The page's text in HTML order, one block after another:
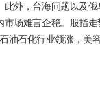
外，台海问题以及
场难言企稳。股指走
油石化行业领涨，美